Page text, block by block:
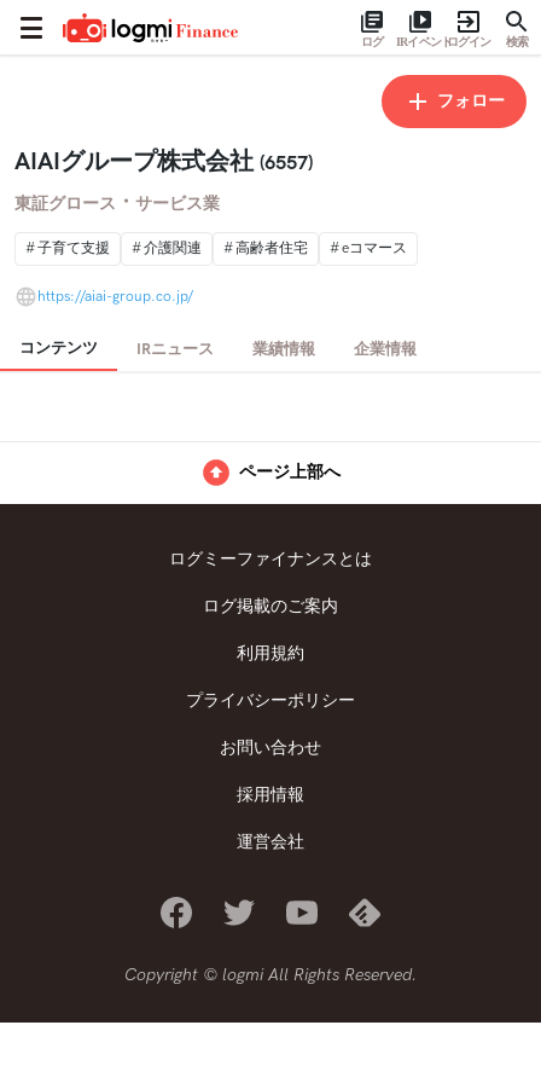
ログ IRイベントログイン 検索
フォロー
AIAIグループ株式会社 (6557)
東証グロース ・ サービス業
子育て支援 介護関連 高齢者住宅 eコマース
https://aiai-group.co.jp/
コンテンツ IRニュース 業績情報 企業情報
ページ上部へ
ログミーファイナンスとは
ログ掲載のご案内
利用規約
プライバシーポリシー
お問い合わせ
採用情報
運営会社
Copyright © logmi All Rights Reserved.